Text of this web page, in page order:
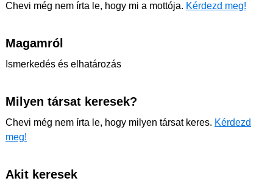
Chevi még nem írta le, hogy mi a mottója. Kérdezd meg!
Magamról
Ismerkedés és elhatározás
Milyen társat keresek?
Chevi még nem írta le, hogy milyen társat keres. Kérdezd
meg!
Akit keresek